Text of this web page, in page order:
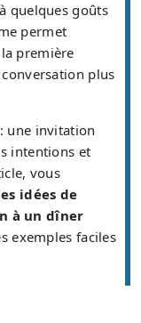
quelques goûts
permet
première
plus
une invitation
intentions et
vous
idées de
à un dîner
exemples faciles